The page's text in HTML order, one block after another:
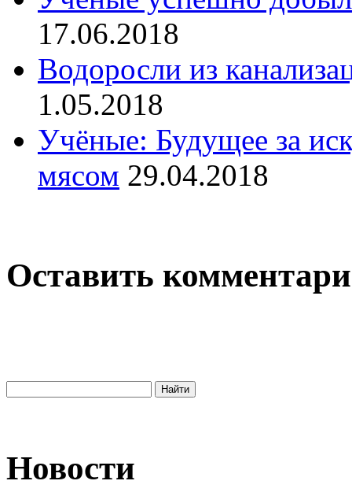
17.06.2018
Водоросли из
1.05.2018
Учёные: Будущее за
мясом 29.04.2018
Оставить
Новости